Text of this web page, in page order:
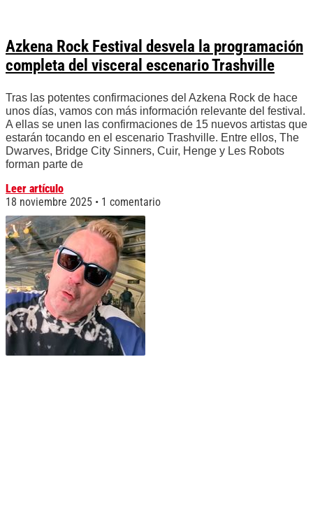
Azkena Rock Festival desvela la programación
completa del visceral escenario Trashville
Tras las potentes confirmaciones del Azkena Rock de hace
unos días, vamos con más información relevante del festival.
A ellas se unen las confirmaciones de 15 nuevos artistas que
estarán tocando en el escenario Trashville. Entre ellos, The
Dwarves, Bridge City Sinners, Cuir, Henge y Les Robots
forman parte de
Leer artículo
18 noviembre 2025
1 comentario